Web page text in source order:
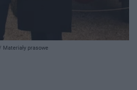
prasowe